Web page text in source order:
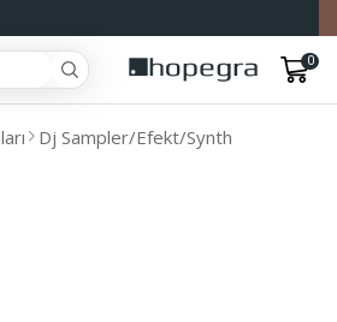
0
Dj Sampler/Efekt/Synth